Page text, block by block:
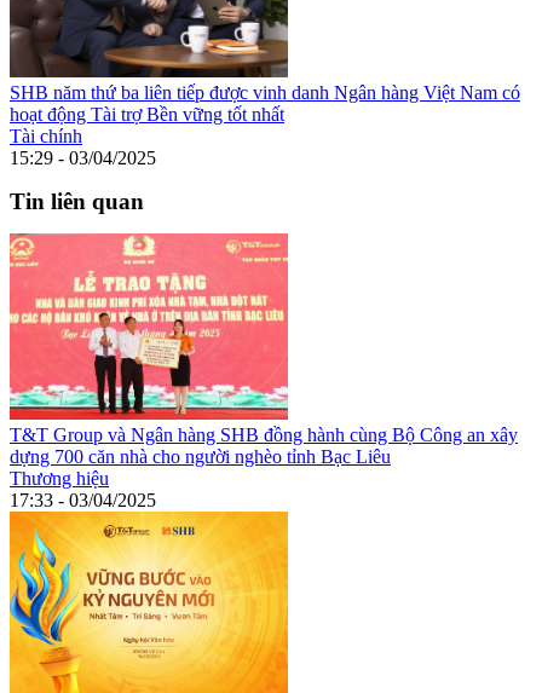
SHB năm thứ ba liên tiếp được vinh danh Ngân hàng Việt Nam có
hoạt động Tài trợ Bền vững tốt nhất
Tài chính
15:29 - 03/04/2025
Tin liên quan
T&T Group và Ngân hàng SHB đồng hành cùng Bộ Công an xây
dựng 700 căn nhà cho người nghèo tỉnh Bạc Liêu
Thương hiệu
17:33 - 03/04/2025